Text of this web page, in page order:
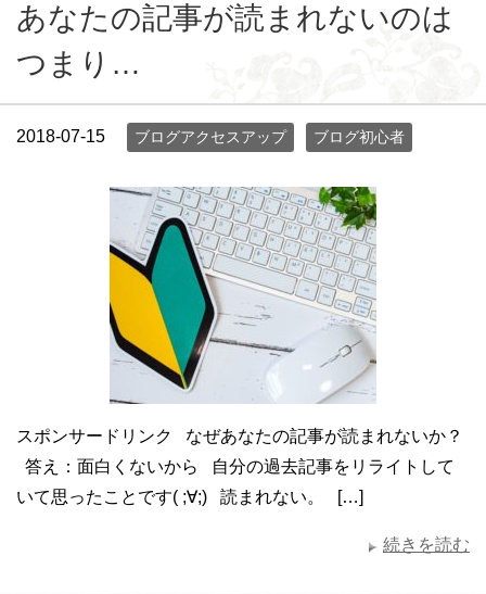
あなたの記事が読まれないのは
つまり…
2018-07-15 ブログアクセスアップ ブログ初心者
スポンサードリンク なぜあなたの記事が読まれないか？
答え：面白くないから 自分の過去記事をリライトして
いて思ったことです( ;∀;) 読まれない。 […]
続きを読む